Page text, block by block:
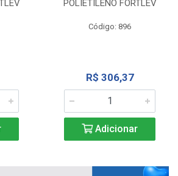
POLIETILENO FORTLEV
Código: 896
R$ 306,37
Adicionar